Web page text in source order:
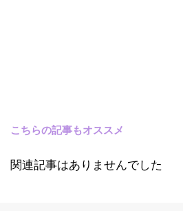
こちらの記事もオススメ
関連記事はありませんでした